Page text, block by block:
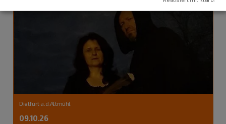
Dietfurt a.d.Altmühl
09.10.26